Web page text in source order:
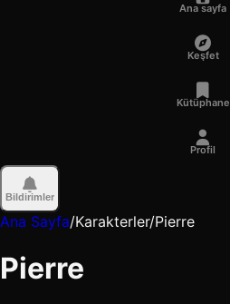
Ana sayfa
Keşfet
Kütüphane
Profil
Bildirimler
Ana Sayfa/Karakterler/Pierre
Pierre